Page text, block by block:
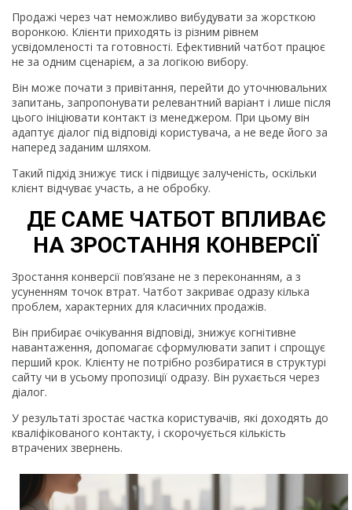
Продажі через чат неможливо вибудувати за жорсткою
воронкою. Клієнти приходять із різним рівнем
усвідомленості та готовності. Ефективний чатбот працює
не за одним сценарієм, а за логікою вибору.
Він може почати з привітання, перейти до уточнювальних
запитань, запропонувати релевантний варіант і лише після
цього ініціювати контакт із менеджером. При цьому він
адаптує діалог під відповіді користувача, а не веде його за
наперед заданим шляхом.
Такий підхід знижує тиск і підвищує залученість, оскільки
клієнт відчуває участь, а не обробку.
ДЕ САМЕ ЧАТБОТ ВПЛИВАЄ
НА ЗРОСТАННЯ КОНВЕРСІЇ
Зростання конверсії пов’язане не з переконанням, а з
усуненням точок втрат. Чатбот закриває одразу кілька
проблем, характерних для класичних продажів.
Він прибирає очікування відповіді, знижує когнітивне
навантаження, допомагає сформулювати запит і спрощує
перший крок. Клієнту не потрібно розбиратися в структурі
сайту чи в усьому пропозиції одразу. Він рухається через
діалог.
У результаті зростає частка користувачів, які доходять до
кваліфікованого контакту, і скорочується кількість
втрачених звернень.